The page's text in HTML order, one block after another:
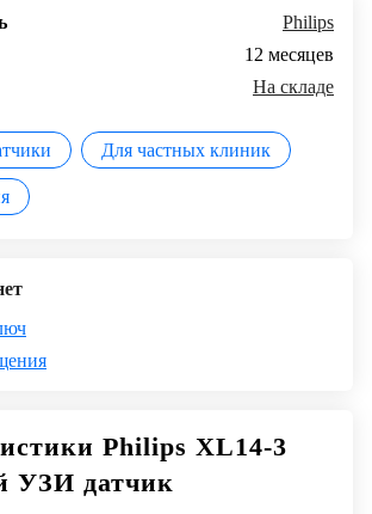
Philips
12 месяцев
На складе
Для частных клиник
Philips XL14-3
УЗИ датчик